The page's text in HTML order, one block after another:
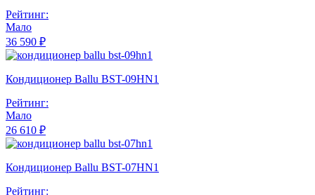
Рейтинг:
Мало
36 590 ₽
Кондиционер Ballu BST-09HN1
Рейтинг:
Мало
26 610 ₽
Кондиционер Ballu BST-07HN1
Рейтинг: